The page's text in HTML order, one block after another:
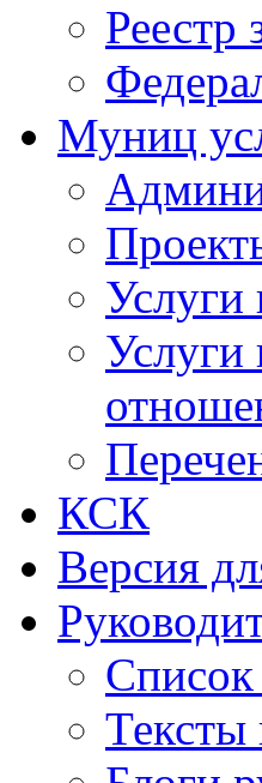
Реестр
Муниц
Услуги
Услуги
КСК
Версия
Список
Тексты